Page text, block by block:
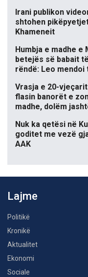
Irani publikon
shtohen
Khameneit
Humbja e madhe
betejës së babait
rëndë: Leo
Vrasja e 20-
flasin banorët e
madhe, dolëm
Nuk ka qetësi në
goditet me vezë
AAK
Lajme
Politikë
Kronikë
Aktualitet
Ekonomi
Sociale